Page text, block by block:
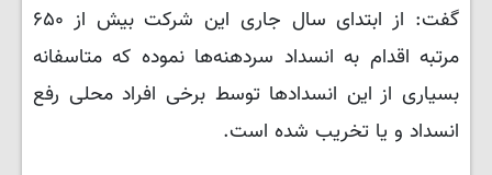
گفت: از ابتدای سال جاری این شرکت بیش از ۶۵۰
مرتبه اقدام به انسداد سردهنه‌ها نموده که متاسفانه
بسیاری از این انسدادها توسط برخی افراد محلی رفع
انسداد و یا تخریب شده است.